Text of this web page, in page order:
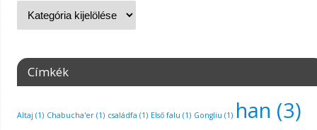
Címkék
Altaj (1) Chabucha'er(1) családfa (1) Első falu (1) Gongliu (1) han (3)